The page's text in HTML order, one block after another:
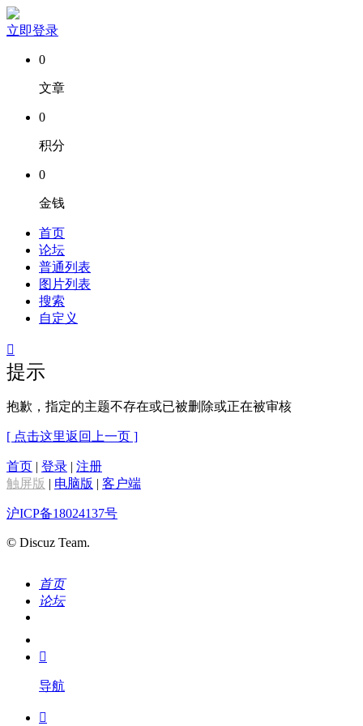
立即登录
0
文章
0
积分
0
金钱
首页
论坛
普通列表
图片列表
搜索
自定义

提示
抱歉，指定的主题不存在或已被删除或正在被审核
[ 点击这里返回上一页 ]
首页 | 登录 | 注册
触屏版 | 电脑版 | 客户端
沪ICP备18024137号
© Discuz Team.
首页
论坛
我的

导航
